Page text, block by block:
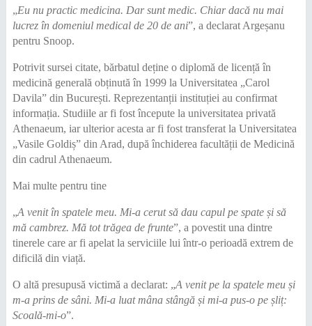
„Eu nu practic medicina. Dar sunt medic. Chiar dacă nu mai
lucrez în domeniul medical de 20 de ani”, a declarat Argeșanu
pentru Snoop.
Potrivit sursei citate, bărbatul deține o diplomă de licență în
medicină generală obținută în 1999 la Universitatea „Carol
Davila” din București. Reprezentanții instituției au confirmat
informația. Studiile ar fi fost începute la universitatea privată
Athenaeum, iar ulterior acesta ar fi fost transferat la Universitatea
„Vasile Goldiș” din Arad, după închiderea facultății de Medicină
din cadrul Athenaeum.
Mai multe pentru tine
„A venit în spatele meu. Mi-a cerut să dau capul pe spate și să
mă cambrez. Mă tot trăgea de frunte”, a povestit una dintre
tinerele care ar fi apelat la serviciile lui într-o perioadă extrem de
dificilă din viață.
O altă presupusă victimă a declarat: „A venit pe la spatele meu și
m-a prins de sâni. Mi-a luat mâna stângă și mi-a pus-o pe șliț:
Scoală-mi-o”.